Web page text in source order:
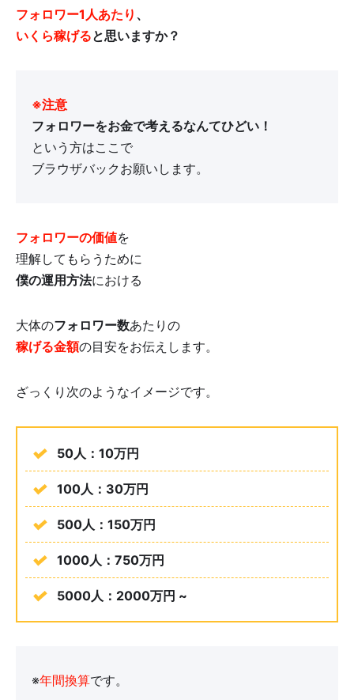
フォロワー1人あたり 、
いくら稼げると思いますか？
※注意
フォロワーをお金で考えるなんてひどい！
という方はここで
ブラウザバックお願いします。
フォロワーの価値を
理解してもらうために
僕の運用方法における
大体のフォロワー数あたりの
稼げる金額の目安をお伝えします。
ざっくり次のようなイメージです。
50人：10万円
100人：30万円
500人：150万円
1000人：750万円
5000人：2000万円 ~
※年間換算です。